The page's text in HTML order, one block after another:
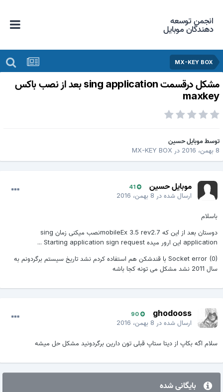
انجمن توسعه
دهندگان موبایل
MX-KEY BOX
مشکل درقسمت sing application بعد از نصب باکس
موبایل حسین
درMX-KEY BOX
موبایل حسین 41
ارسال شده در8 بهمن، 2016
باسلام
دوستان بعد از این که mobileEx 3.5 rev2.7نصب میکنی زمان sing
application این ارور میده Starting application sign request ...
Socket error (0) با قندشکن هم استفاده کردم نشد تاریخ سیستم برگردونم به
سال 2011 نشد مشکل می تونه کجا باشه
ghodooss
90
ارسال شده در8 بهمن، 2016
سلام اگه بکاپ از دیتا ستاپ قبلی تون دارین برگردونید مشکل حل میشه
بایگانی شده